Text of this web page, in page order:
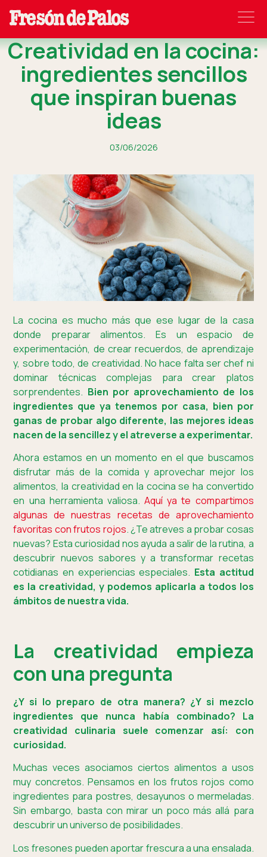
Creatividad en la cocina:
ingredientes sencillos
que inspiran buenas
ideas
03/06/2026
La cocina es mucho más que ese lugar de la casa
donde preparar alimentos. Es un espacio de
experimentación, de crear recuerdos, de aprendizaje
y, sobre todo, de creatividad. No hace falta ser chef ni
dominar técnicas complejas para crear platos
sorprendentes. Bien por aprovechamiento de los
ingredientes que ya tenemos por casa, bien por
ganas de probar algo diferente, las mejores ideas
nacen de la sencillez y el atreverse a experimentar.
Ahora estamos en un momento en el que buscamos
disfrutar más de la comida y aprovechar mejor los
alimentos, la creatividad en la cocina se ha convertido
en una herramienta valiosa.Aquí ya te compartimos
algunas de nuestras recetas de aprovechamiento
favoritas con frutos rojos. ¿Te atreves a probar cosas
nuevas? Esta curiosidad nos ayuda a salir de la rutina, a
descubrir nuevos sabores y a transformar recetas
cotidianas en experiencias especiales. Esta actitud
es la creatividad, y podemos aplicarla a todos los
ámbitos de nuestra vida.
La creatividad empieza
con una pregunta
¿Y si lo preparo de otra manera? ¿Y si mezclo
ingredientes que nunca había combinado? La
creatividad culinaria suele comenzar así: con
curiosidad.
Muchas veces asociamos ciertos alimentos a usos
muy concretos. Pensamos en los frutos rojos como
ingredientes para postres, desayunos o mermeladas.
Sin embargo, basta con mirar un poco más allá para
descubrir un universo de posibilidades.
Los fresones pueden aportar frescura a una ensalada.